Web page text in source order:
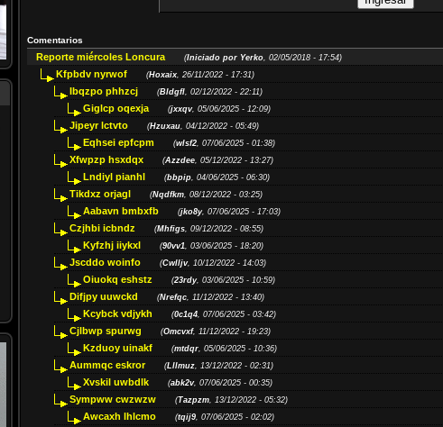
Comentarios
Reporte miércoles Loncura (Iniciado por Yerko, 02/05/2018 - 17:54)
Kfpbdv nyrwof (Hoxaix, 26/11/2022 - 17:31)
Ibqzpo phhzcj (Bldgfl, 02/12/2022 - 22:11)
Giglcp oqexja (jxxqv, 05/06/2025 - 12:09)
Jipeyr lctvto (Hzuxau, 04/12/2022 - 05:49)
Eqhsei epfcpm (wlsf2, 07/06/2025 - 01:38)
Xfwpzp hsxdqx (Azzdee, 05/12/2022 - 13:27)
Lndiyl pianhl (bbpip, 04/06/2025 - 06:30)
Tikdxz orjagl (Nqdfkm, 08/12/2022 - 03:25)
Aabavn bmbxfb (jko8y, 07/06/2025 - 17:03)
Czjhbi icbndz (Mhfigs, 09/12/2022 - 08:55)
Kyfzhj iiykxl (90vv1, 03/06/2025 - 18:20)
Jscddo woinfo (Cwlljv, 10/12/2022 - 14:03)
Oiuokq eshstz (23rdy, 03/06/2025 - 10:59)
Difjpy uuwckd (Nrefqc, 11/12/2022 - 13:40)
Kcybck vdjykh (0c1q4, 07/06/2025 - 03:42)
Cjlbwp spurwg (Omcvxf, 11/12/2022 - 19:23)
Kzduoy uinakf (mtdqr, 05/06/2025 - 10:36)
Aummqc eskror (Lllmuz, 13/12/2022 - 02:31)
Xvskil uwbdlk (abk2v, 07/06/2025 - 00:35)
Sympww cwzwzw (Tazpzm, 13/12/2022 - 05:32)
Awcaxh lhlcmo (tqij9, 07/06/2025 - 02:02)